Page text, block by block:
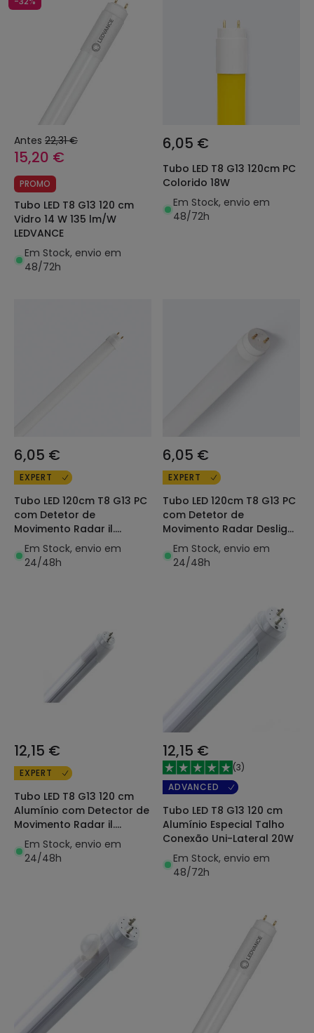
Antes 22,31 €
15,20 €
PROMO
Tubo LED T8 G13 120 cm
Vidro 14 W 135 lm/W
LEDVANCE
Em Stock, envio em
48/72h
6,05 €
Tubo LED T8 G13 120cm PC
Colorido 18W
Em Stock, envio em
48/72h
6,05 €
EXPERT
Tubo LED 120cm T8 G13 PC
com Detetor de
Movimento Radar il.
Segurança Conexão
unilateral 18W 140lm/W
Em Stock, envio em
24/48h
6,05 €
EXPERT
Tubo LED 120cm T8 G13 PC
com Detetor de
Movimento Radar Desligar
Total Conexão Unilateral
18W 140lm/W
Em Stock, envio em
24/48h
12,15 €
EXPERT
Tubo LED T8 G13 120 cm
Alumínio com Detector de
Movimento Radar il.
Segurança Conexão Uni-
Lateral 18W 100lm/w
Em Stock, envio em
24/48h
12,15 €
(3)
ADVANCED
Tubo LED T8 G13 120 cm
Alumínio Especial Talho
Conexão Uni-Lateral 20W
Em Stock, envio em
48/72h